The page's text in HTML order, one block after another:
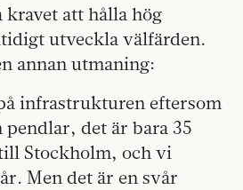
att hålla hög
utveckla välfärden.
annan utmaning:
infrastrukturen eftersom
det är bara 35
Stockholm, och vi
Men det är en svår